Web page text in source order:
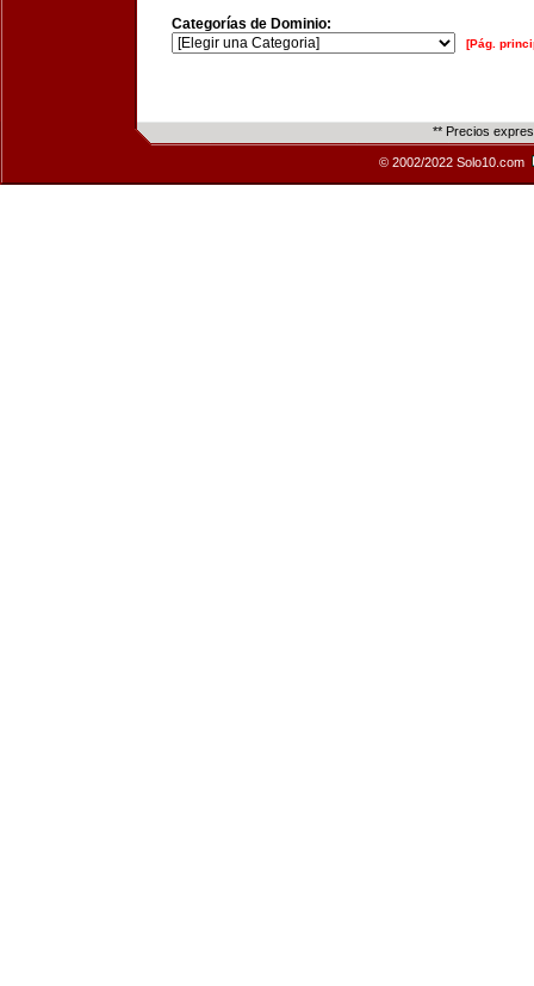
Categorías de Dominio:
[Pág.
** Precios
© 2002/2022 Solo10.com